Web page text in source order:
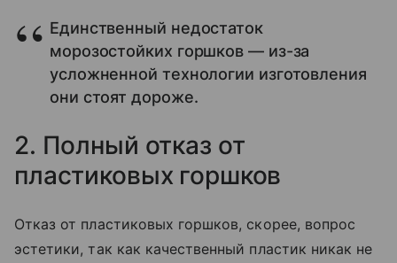
Единственный недостаток
морозостойких горшков — из-за
усложненной технологии изготовления
они стоят дороже.
2. Полный отказ от
пластиковых горшков
Отказ от пластиковых горшков, скорее, вопрос
эстетики, так как качественный пластик никак не